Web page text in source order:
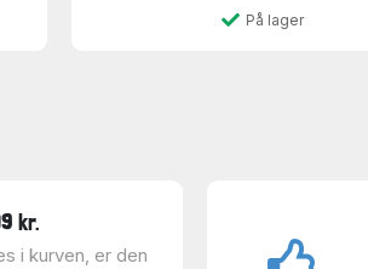
På lager
kr.
i kurven, er den